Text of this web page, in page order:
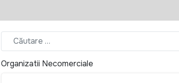
Organizatii Necomerciale